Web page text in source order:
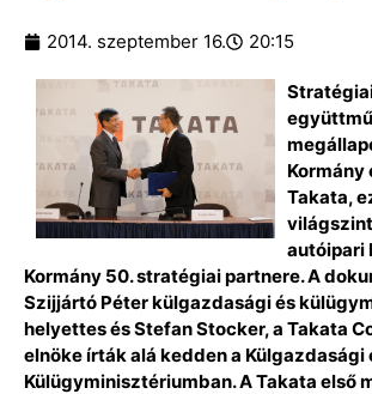
2014. szeptember 16. 20:15
Kormány
Takata,
autóipari
Kormány 50. stratégiai partnere. A
Szijjártó Péter külgazdasági és
helyettes és Stefan Stocker, a Takata
elnöke írták alá kedden a Külgazdasági
Külügyminisztériumban. A Takata első